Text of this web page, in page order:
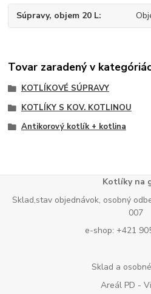
Súpravy, objem 20 L
Tovar zaradený v
KOTLÍKOVÉ SÚPRAVY
KOTLÍKY S KOV. KOTLINOU
Antikorový kotlík + kotlina
Kotlíky na
Sklad,stav objednávok, osobný
007
e-shop: +421
Sklad a
Areál PD -